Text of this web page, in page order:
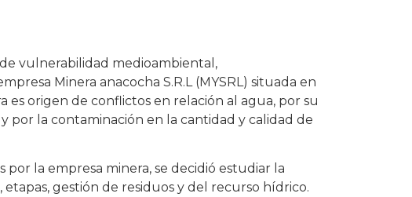
vulnerabilidad medioambiental,
Minera anacocha S.R.L (MYSRL) situada en
es origen de conflictos en relación al agua, por su
por la contaminación en la cantidad y calidad de
por la empresa minera, se decidió estudiar la
gestión de residuos y del recurso hídrico.